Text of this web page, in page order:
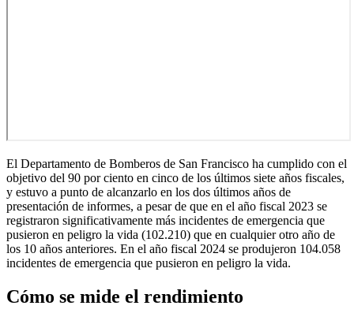
El Departamento de Bomberos de San Francisco ha cumplido con el
objetivo del 90 por ciento en cinco de los últimos siete años fiscales,
y estuvo a punto de alcanzarlo en los dos últimos años de
presentación de informes, a pesar de que en el año fiscal 2023 se
registraron significativamente más incidentes de emergencia que
pusieron en peligro la vida (102.210) que en cualquier otro año de
los 10 años anteriores. En el año fiscal 2024 se produjeron 104.058
incidentes de emergencia que pusieron en peligro la vida.
Cómo se mide el rendimiento